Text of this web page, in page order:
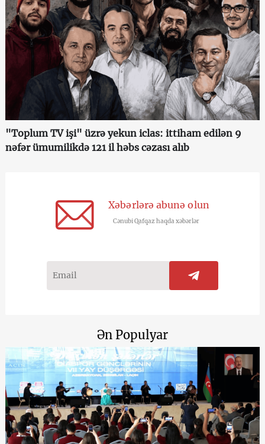
"Toplum TV işi" üzrə yekun iclas: ittiham edilən 9
nəfər ümumilikdə 121 il həbs cəzası alıb
Xəbərlərə abunə olun
Cənubi Qafqaz haqda xəbərlər
Ən Populyar